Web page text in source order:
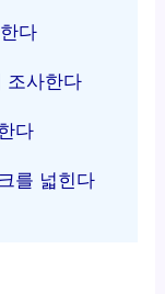
다
조사한다
다
를 넓힌다